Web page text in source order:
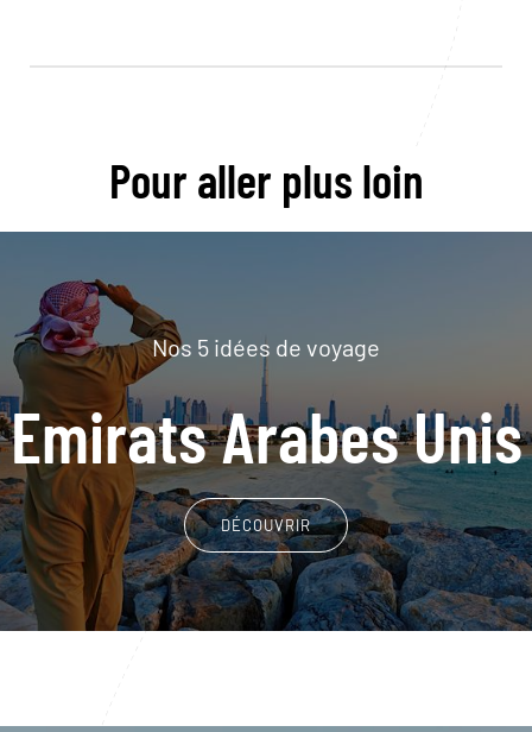
Pour aller plus loin
Nos 5 idées de voyage
Emirats Arabes Unis
DÉCOUVRIR